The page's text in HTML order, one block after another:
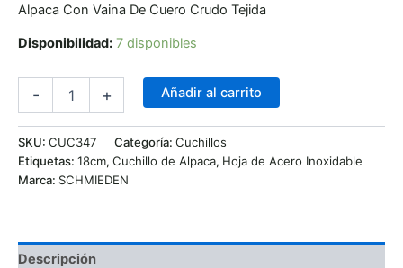
Alpaca Con Vaina De Cuero Crudo Tejida
Disponibilidad: 7 disponibles
- + Añadir al carrito
SKU: CUC347 Categoría: Cuchillos
Etiquetas: 18cm, Cuchillo de Alpaca, Hoja de Acero Inoxidable
Marca: SCHMIEDEN
Descripción